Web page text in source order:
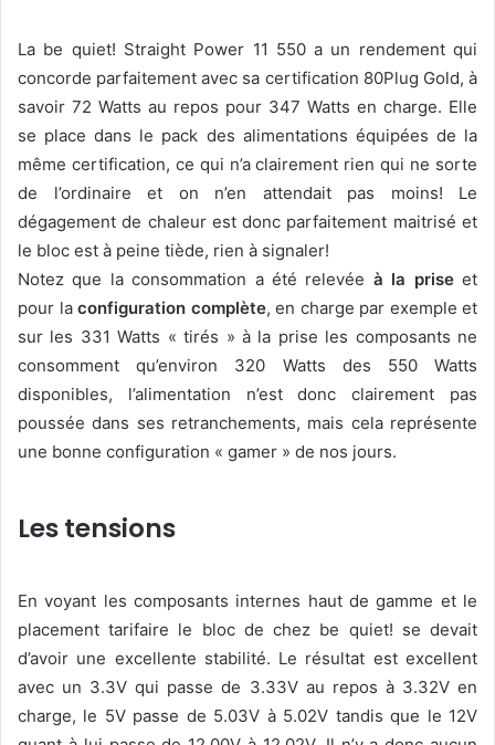
La be quiet! Straight Power 11 550 a un rendement qui
concorde parfaitement avec sa certification 80Plug Gold, à
savoir 72 Watts au repos pour 347 Watts en charge. Elle
se place dans le pack des alimentations équipées de la
même certification, ce qui n’a clairement rien qui ne sorte
de l’ordinaire et on n’en attendait pas moins! Le
dégagement de chaleur est donc parfaitement maitrisé et
le bloc est à peine tiède, rien à signaler!
Notez que la consommation a été relevée à la priseet
pour la configuration complète, en charge par exemple et
sur les 331 Watts « tirés » à la prise les composants ne
consomment qu’environ 320 Watts des 550 Watts
disponibles, l’alimentation n’est donc clairement pas
poussée dans ses retranchements, mais cela représente
une bonne configuration « gamer » de nos jours.
Les tensions
En voyant les composants internes haut de gamme et le
placement tarifaire le bloc de chez be quiet! se devait
d’avoir une excellente stabilité. Le résultat est excellent
avec un 3.3V qui passe de 3.33V au repos à 3.32V en
charge, le 5V passe de 5.03V à 5.02V tandis que le 12V